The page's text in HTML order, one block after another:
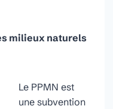
milieux naturels
Le PPMN est
une subvention